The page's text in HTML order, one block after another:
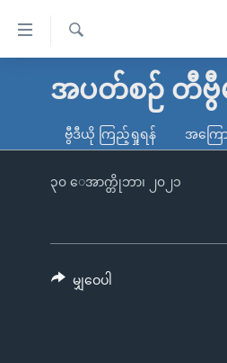
လွယ်ကူ
သည့်
မူလစာမျက်နှာ
ကမ္ဘာ့သတင်းများ
နိုင်ငံတကာ
တရုတ်
အစ္စရေး-ပါလက်စတိုင်း
ရပ်ဝန်းတခု လမ်းတခု အလွန်
အင်္ဂလိပ်စာလေ့လာမယ်
ရ
အပတ်စဉ် တီဗွီမ
ဗွီဒီယို ကြည့်ရှုရန် အကြေ
၃၀ ေအာက္တိုဘာ၊ ၂၀၂၁
မျှဝေပါ